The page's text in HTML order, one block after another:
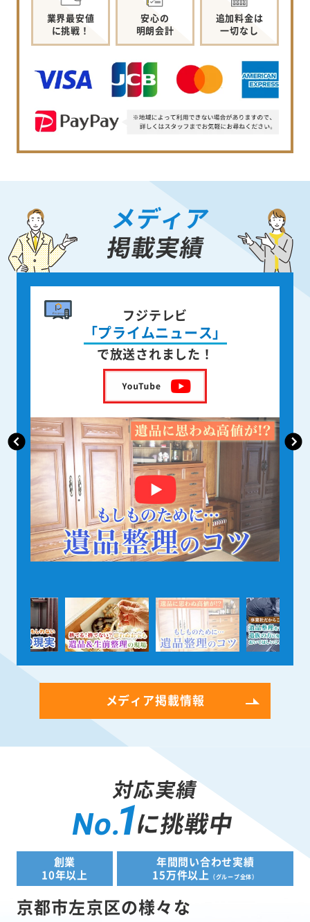
業界最安値
に挑戦！
安心の
明朗会計
追加料金は
一切なし
メディア
掲載実績
身近な人が
亡くなった後の遺品整理
を出版しました！
メディア掲載情報
対応実績
No.1に挑戦中
創業
10年以上
年間問い合わせ実績
15万件以上
（グループ全体）
京都市左京区の様々な